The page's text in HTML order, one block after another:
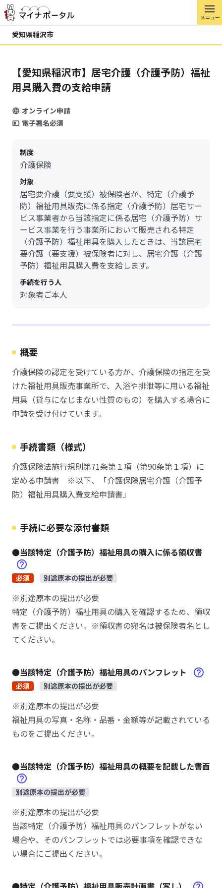
メニュー
愛知県稲沢市
【愛知県稲沢市】居宅介護（介護予防）福祉
用具購入費の支給申請
オンライン申請
電子署名必須
制度
介護保険
対象
居宅要介護（要支援）被保険者が、特定（介護予
防）福祉用具販売に係る指定（介護予防）居宅サー
ビス事業者から当該指定に係る居宅（介護予防）サ
ービス事業を行う事業所において販売される特定
（介護予防）福祉用具を購入したときは、当該居宅
要介護（要支援）被保険者に対し、居宅介護（介護
予防）福祉用具購入費を支給します。
手続を行う人
対象者ご本人
概要
介護保険の認定を受けている方が、介護保険の指定を受
けた福祉用具販売事業所で、入浴や排泄等に用いる福祉
用具（貸与になじまない性質のもの）を購入する場合に
申請を受け付けています。
手続書類（様式）
介護保険法施行規則第71条第１項（第90条第１項）に
定める申請書 ※以下、「介護保険居宅介護（介護予
防）福祉用具購入費支給申請書」
手続に必要な添付書類
●当該特定（介護予防）福祉用具の購入に係る領収書
必須 別途原本の提出が必要
※別途原本の提出が必要
特定（介護予防）福祉用具の購入を確認するため、領収
書をご提出ください。※領収書の宛名は被保険者名とし
てください。
●当該特定（介護予防）福祉用具のパンフレット
必須 別途原本の提出が必要
※別途原本の提出が必要
福祉用具の写真・名称・品番・金額等が記載されている
ものをご提出ください。
●当該特定（介護予防）福祉用具の概要を記載した書面
別途原本の提出が必要
※別途原本の提出が必要
当該特定（介護予防）福祉用具のパンフレットがない
場合や、そのパンフレットでは必要事項を確認できな
い場合にご提出ください。